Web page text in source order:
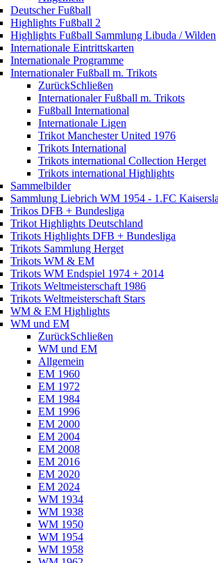
Deutscher Fußball
Highlights Fußball 2
Highlights Fußball Sammlung Libuda / Wilden
Internationale Eintrittskarten
Internationale Programme
Internationaler Fußball m. Trikots
ZurückSchließen
Internationaler Fußball m. Trikots
Fußball International
Internationale Ligen
Trikot Manchester United 1976
Trikots International
Trikots international Collection Herget
Trikots international Highlights
Sammelbilder
Sammlung Liebrich WM 1954 - 1.FC
Trikos DFB + Bundesliga
Trikot Highlights Deutschland
Trikots Highlights DFB + Bundesliga
Trikots Sammlung Herget
Trikots WM & EM
Trikots WM Endspiel 1974 + 2014
Trikots Weltmeisterschaft 1986
Trikots Weltmeisterschaft Stars
WM & EM Highlights
WM und EM
ZurückSchließen
WM und EM
Allgemein
EM 1960
EM 1972
EM 1984
EM 1996
EM 2000
EM 2004
EM 2008
EM 2016
EM 2020
EM 2024
WM 1934
WM 1938
WM 1950
WM 1954
WM 1958